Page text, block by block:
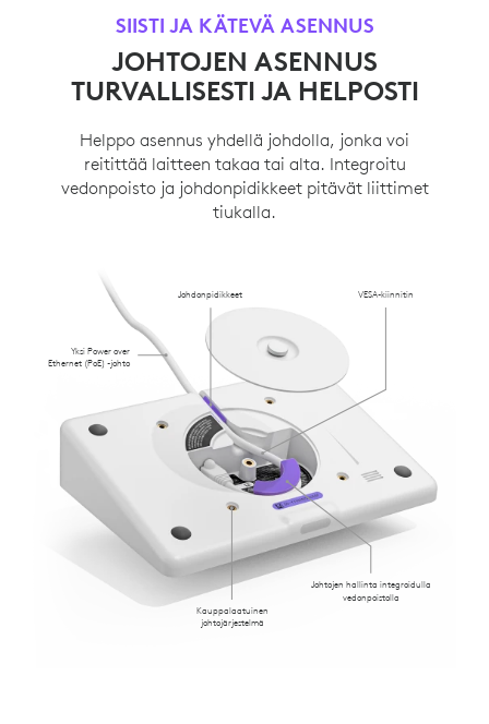
Johtojen hallinta integroidulla
vedonpoistolla
Kauppalaatuinen
johtojärjestelmä
VESA-kiinnitin
Johdonpidikkeet
Yksi Power over
Ethernet (PoE) -johto
SIISTI JA KÄTEVÄ ASENNUS
JOHTOJEN ASENNUS
TURVALLISESTI JA HELPOSTI
Helppo asennus yhdellä johdolla, jonka voi
reitittää laitteen takaa tai alta. Integroitu
vedonpoisto ja johdonpidikkeet pitävät liittimet
tiukalla.